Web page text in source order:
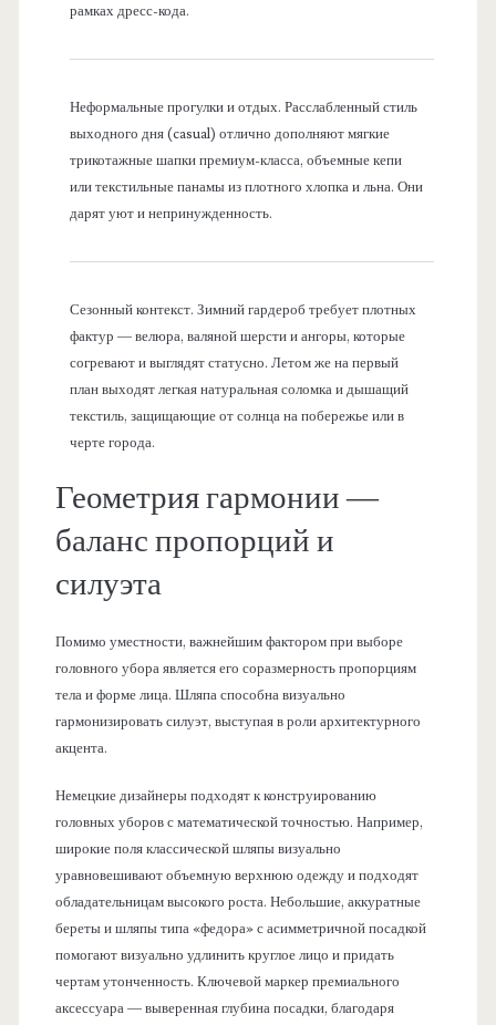
рамках дресс-кода.
Неформальные прогулки и отдых. Расслабленный стиль
выходного дня (casual) отлично дополняют мягкие
трикотажные шапки премиум-класса, объемные кепи
или текстильные панамы из плотного хлопка и льна. Они
дарят уют и непринужденность.
Сезонный контекст. Зимний гардероб требует плотных
фактур — велюра, валяной шерсти и ангоры, которые
согревают и выглядят статусно. Летом же на первый
план выходят легкая натуральная соломка и дышащий
текстиль, защищающие от солнца на побережье или в
черте города.
Геометрия гармонии —
баланс пропорций и
силуэта
Помимо уместности, важнейшим фактором при выборе
головного убора является его соразмерность пропорциям
тела и форме лица. Шляпа способна визуально
гармонизировать силуэт, выступая в роли архитектурного
акцента.
Немецкие дизайнеры подходят к конструированию
головных уборов с математической точностью. Например,
широкие поля классической шляпы визуально
уравновешивают объемную верхнюю одежду и подходят
обладательницам высокого роста. Небольшие, аккуратные
береты и шляпы типа «федора» с асимметричной посадкой
помогают визуально удлинить круглое лицо и придать
чертам утонченность. Ключевой маркер премиального
аксессуара — выверенная глубина посадки, благодаря